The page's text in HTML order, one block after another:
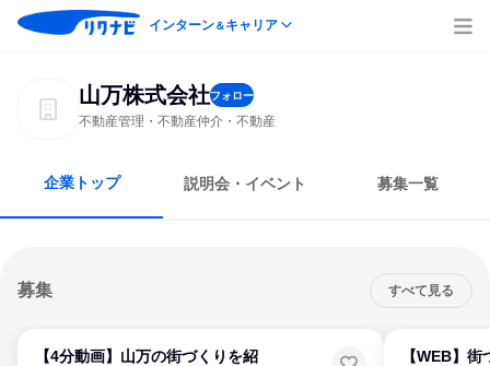
インターン＆キャリア
山万株式会社フォロー
不動産管理・不動産仲介・不動産
企業トップ 説明会・イベント 募集一覧
募集 すべて見る
【4分動画】山万の街づくりを紹
【WEB】